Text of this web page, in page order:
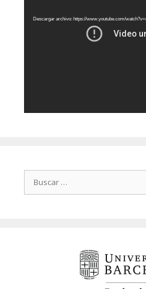
vídeo
Descargar archivo: https://www.youtube.com/